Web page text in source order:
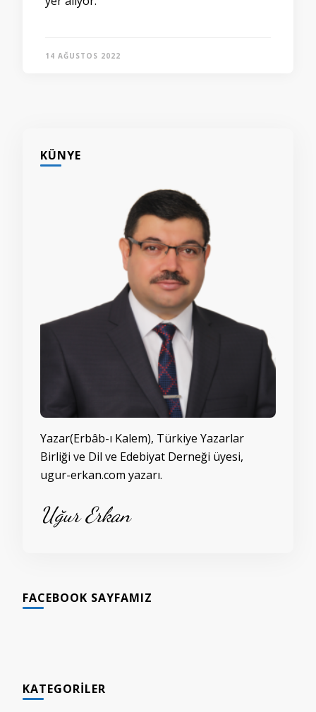
14 AĞUSTOS 2022
KÜNYE
Yazar(Erbâb-ı Kalem), Türkiye Yazarlar
Birliği ve Dil ve Edebiyat Derneği üyesi,
ugur-erkan.com yazarı.
Uğur Erkan
FACEBOOK SAYFAMIZ
KATEGORILER